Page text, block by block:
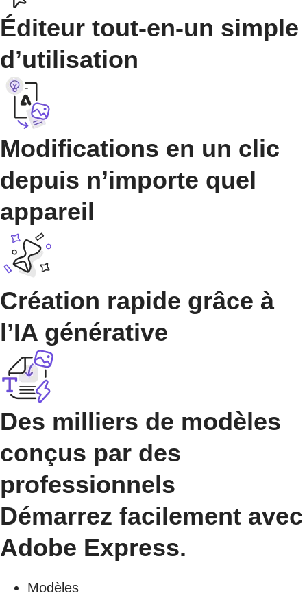
Éditeur tout-en-un simple
d’utilisation
Modifications en un clic
depuis n’importe quel
appareil
Création rapide grâce à
l’IA générative
Des milliers de modèles
conçus par des
professionnels
Démarrez facilement avec
Adobe Express.
Modèles